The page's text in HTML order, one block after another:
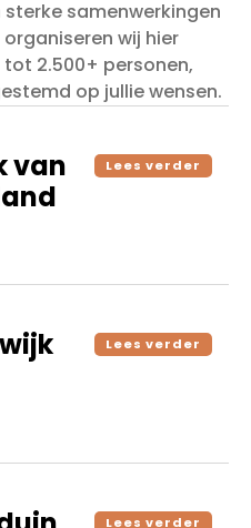
sterke samenwerkingen
wij hier
2.500+ personen,
op jullie wensen.
van
Lees verder
Lees verder
Lees verder